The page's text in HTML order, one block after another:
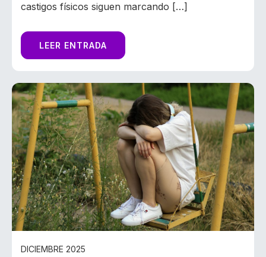
castigos físicos siguen marcando […]
LEER ENTRADA
DICIEMBRE 2025